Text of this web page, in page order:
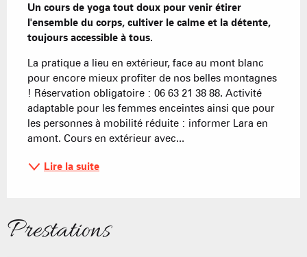
Un cours de yoga tout doux pour venir étirer
l'ensemble du corps, cultiver le calme et la détente,
toujours accessible à tous.
La pratique a lieu en extérieur, face au mont blanc
pour encore mieux profiter de nos belles montagnes
! Réservation obligatoire : 06 63 21 38 88. Activité
adaptable pour les femmes enceintes ainsi que pour
les personnes à mobilité réduite : informer Lara en
amont. Cours en extérieur avec...
Lire la suite
Prestations